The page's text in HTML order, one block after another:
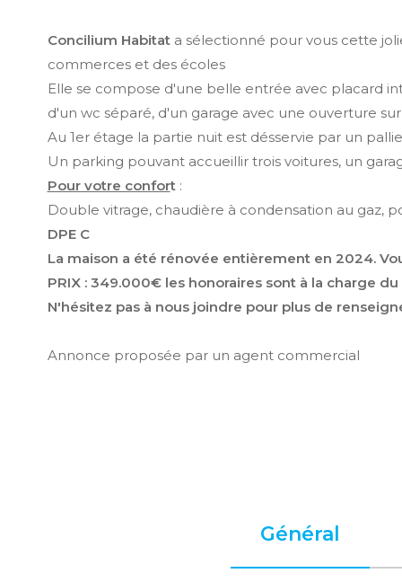
Concilium Habitata sélectionné pour vous cette
commerces et des écoles
Elle se compose d'une belle entrée avec placard
d'un wc séparé, d'un garage avec une ouverture
Au 1er étage la partie nuit est désservie par un
Un parking pouvant accueillir trois voitures, un
Pour votre confort:
Double vitrage, chaudière à condensation au gaz,
DPE C
La maison a été rénovée entièrement en 2024.
PRIX : 349.000€ les honoraires sont à la charge
N'hésitez pas à nous joindre pour plus de
Annonce proposée par un agent commercial
Général